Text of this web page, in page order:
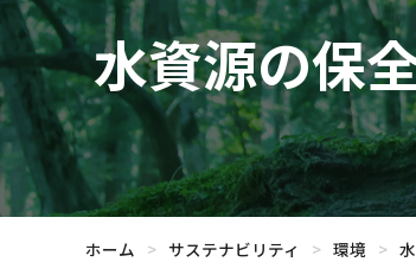
水資源の保
ホーム > サステナビリティ > 環境 >